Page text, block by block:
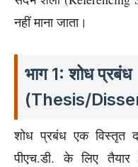
नहीं माना जाता।
भाग 1: शोध प्रबंध
(Thesis/
शोध प्रबंध एक विस्तृत
पीएच.डी. के लिए